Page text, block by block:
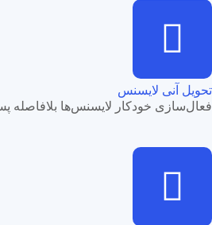
تحویل آنی لایسنس
فعال‌سازی خودکار لایسنس‌ها بلافاصله